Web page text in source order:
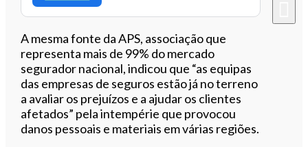
A mesma fonte da APS, associação que
representa mais de 99% do mercado
segurador nacional, indicou que “as equipas
das empresas de seguros estão já no terreno
a avaliar os prejuízos e a ajudar os clientes
afetados” pela intempérie que provocou
danos pessoais e materiais em várias regiões.